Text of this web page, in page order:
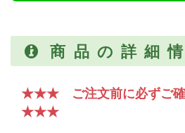
商品の詳細
★★★ ご注文前に必ずご確
★★★